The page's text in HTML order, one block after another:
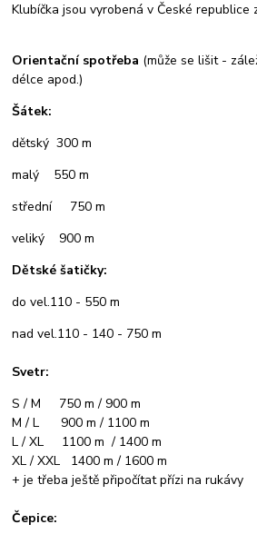
Klubíčka jsou vyrobená v České republice
Orientační spotřeba (může se lišit -
délce apod.)
Šátek:
dětský 300 m
malý 550 m
střední 750 m
veliký 900 m
Dětské šatičky:
do vel.110 - 550 m
nad vel.110 - 140 - 750 m
Svetr:
S / M 750 m / 900 m
M / L 900 m / 1100 m
L / XL 1100 m / 1400 m
XL / XXL 1400 m / 1600 m
+ je třeba ještě připočítat přízi na rukávy
Čepice: